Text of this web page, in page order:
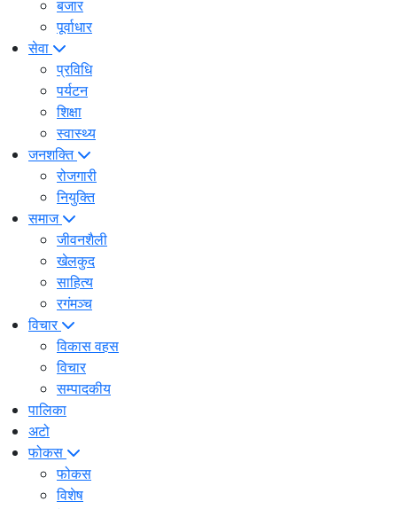
बजार
पूर्वाधार
सेवा
प्रविधि
पर्यटन
शिक्षा
स्वास्थ्य
जनशक्ति
रोजगारी
नियुक्ति
समाज
जीवनशैली
खेलकुद
साहित्य
रगंमञ्च
विचार
विकास वहस
विचार
सम्पादकीय
पालिका
अटो
फोकस
फोकस
विशेष